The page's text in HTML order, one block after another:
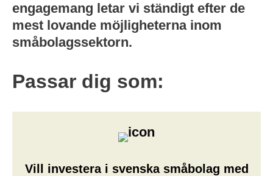
engagemang letar vi ständigt efter de
mest lovande möjligheterna inom
småbolagssektorn.
Passar dig som:
Vill investera i svenska småbolag med